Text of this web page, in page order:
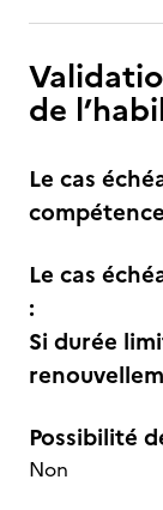
de
Le cas
Le cas
:
Si durée
Possibilité
Non